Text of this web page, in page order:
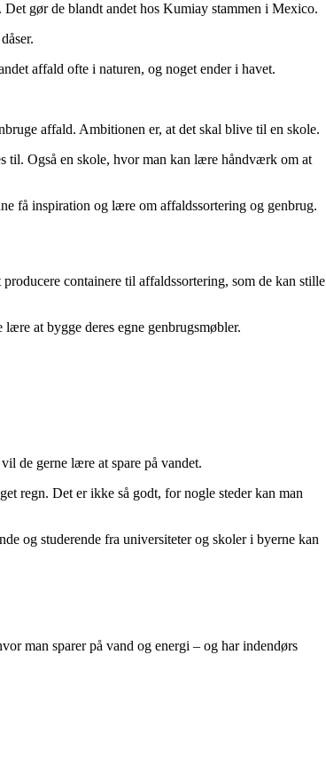
gør de blandt andet hos Kumiay stammen i Mexico.
affald ofte i naturen, og noget ender i havet.
affald. Ambitionen er, at det skal blive til en skole.
til. Også en skole, hvor man kan lære håndværk om at
få inspiration og lære om affaldssortering og genbrug.
containere til affaldssortering, som de kan stille
at bygge deres egne genbrugsmøbler.
de gerne lære at spare på vandet.
regn. Det er ikke så godt, for nogle steder kan man
og studerende fra universiteter og skoler i byerne kan
man sparer på vand og energi – og har indendørs